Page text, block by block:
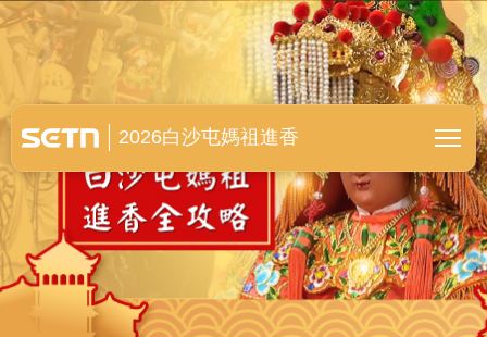
白沙屯媽祖進香全紀錄
2026白沙屯媽祖進香